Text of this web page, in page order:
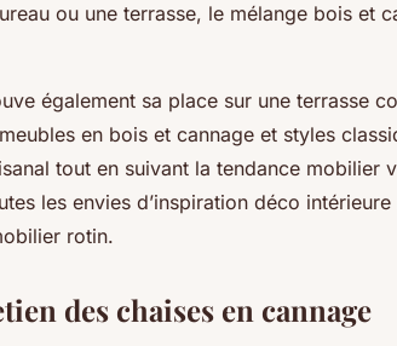
ou une terrasse, le mélange bois et
également sa place sur une terrasse
en bois et cannage et styles
tout en suivant la tendance mobilier
les envies d’inspiration déco intérieure
rotin.
des chaises en cannage